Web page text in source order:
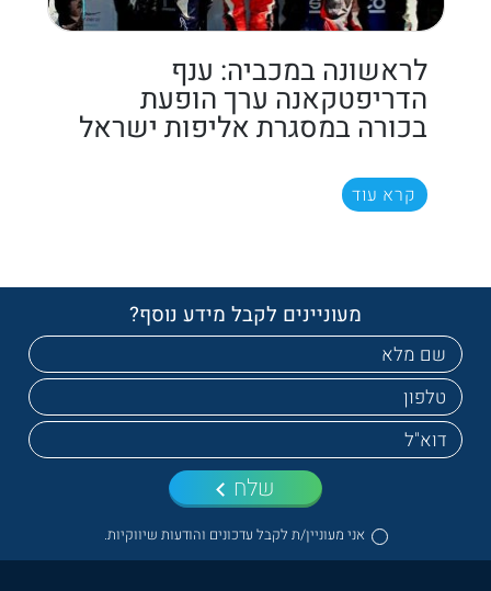
לראשונה במכביה: ענף
הדריפטקאנה ערך הופעת
בכורה במסגרת אליפות ישראל
קרא עוד
מעוניינים לקבל מידע נוסף?
אני מעוניין/ת לקבל עדכונים והודעות שיווקיות.
שלח